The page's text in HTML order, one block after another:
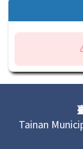
頁尾區域
Tainan